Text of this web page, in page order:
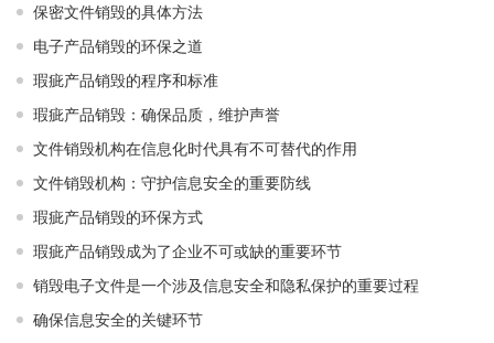
保密文件销毁的具体方法
电子产品销毁的环保之道
瑕疵产品销毁的程序和标准
瑕疵产品销毁：确保品质，维护声誉
文件销毁机构在信息化时代具有不可替代的作用
文件销毁机构：守护信息安全的重要防线
瑕疵产品销毁的环保方式
瑕疵产品销毁成为了企业不可或缺的重要环节
销毁电子文件是一个涉及信息安全和隐私保护的重要过程
确保信息安全的关键环节